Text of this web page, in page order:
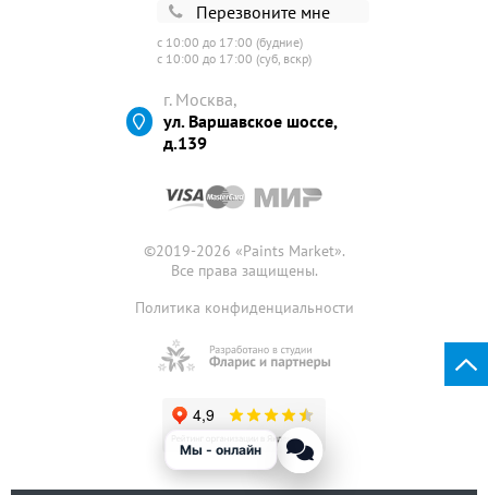
Перезвоните мне
с 10:00 до 17:00 (будние)
с 10:00 до 17:00 (суб, вскр)
г. Москва,
ул. Варшавское шоссе,
д.139
©2019-2026 «Paints Market».
Все права защищены.
Политика конфиденциальности